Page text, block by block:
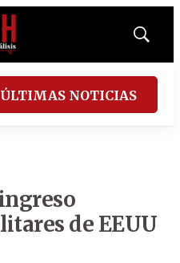
Mostrar
ÚLTIMAS NOTICIAS
de EEUU